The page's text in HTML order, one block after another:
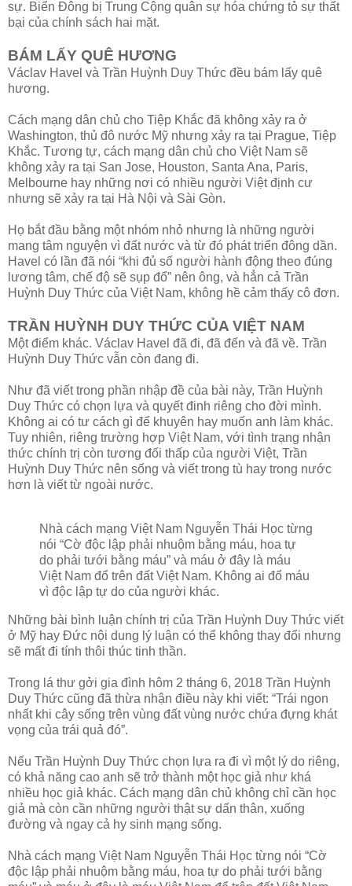
sự. Biển Đông bị Trung Cộng quân sự hóa chứng tỏ sự thất
bại của chính sách hai mặt.
BÁM LẤY QUÊ HƯƠNG
Václav Havel và Trần Huỳnh Duy Thức đều bám lấy quê
hương.
Cách mạng dân chủ cho Tiệp Khắc đã không xảy ra ở
Washington, thủ đô nước Mỹ nhưng xảy ra tại Prague, Tiệp
Khắc. Tương tự, cách mạng dân chủ cho Việt Nam sẽ
không xảy ra tại San Jose, Houston, Santa Ana, Paris,
Melbourne hay những nơi có nhiều người Việt định cư
nhưng sẽ xảy ra tại Hà Nội và Sài Gòn.
Họ bắt đầu bằng một nhóm nhỏ nhưng là những người
mang tâm nguyện vì đất nước và từ đó phát triển đông dần.
Havel có lần đã nói “khi đủ số người hành động theo đúng
lương tâm, chế độ sẽ sụp đổ” nên ông, và hẳn cả Trần
Huỳnh Duy Thức của Việt Nam, không hề cảm thấy cô đơn.
TRẦN HUỲNH DUY THỨC CỦA VIỆT NAM
Một điểm khác. Václav Havel đã đi, đã đến và đã về. Trần
Huỳnh Duy Thức vẫn còn đang đi.
Như đã viết trong phần nhập đề của bài này, Trần Huỳnh
Duy Thức có chọn lựa và quyết đinh riêng cho đời mình.
Không ai có tư cách gì để khuyên hay muốn anh làm khác.
Tuy nhiên, riêng trường hợp Việt Nam, với tình trạng nhận
thức chính trị còn tương đối thấp của người Việt, Trần
Huỳnh Duy Thức nên sống và viết trong tù hay trong nước
hơn là viết từ ngoài nước.
Nhà cách mạng Việt Nam Nguyễn Thái Học từng
nói “Cờ độc lập phải nhuộm bằng máu, hoa tự
do phải tưới bằng máu” và máu ở đây là máu
Việt Nam đổ trên đất Việt Nam. Không ai đổ máu
vì độc lập tự do của người khác.
Những bài bình luận chính trị của Trần Huỳnh Duy Thức viết
ở Mỹ hay Đức nội dung lý luận có thể không thay đổi nhưng
sẽ mất đi tính thôi thúc tinh thần.
Trong lá thư gởi gia đình hôm 2 tháng 6, 2018 Trần Huỳnh
Duy Thức cũng đã thừa nhận điều này khi viết: “Trái ngon
nhất khi cây sống trên vùng đất vùng nước chứa đựng khát
vọng của trái quả đó”.
Nếu Trần Huỳnh Duy Thức chọn lựa ra đi vì một lý do riêng,
có khả năng cao anh sẽ trở thành một học giả như khá
nhiều học giả khác. Cách mạng dân chủ không chỉ cần học
giả mà còn cần những người thật sự dấn thân, xuống
đường và ngay cả hy sinh mạng sống.
Nhà cách mạng Việt Nam Nguyễn Thái Học từng nói “Cờ
độc lập phải nhuộm bằng máu, hoa tự do phải tưới bằng